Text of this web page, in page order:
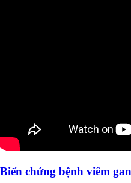
Biến chứng bệnh viêm